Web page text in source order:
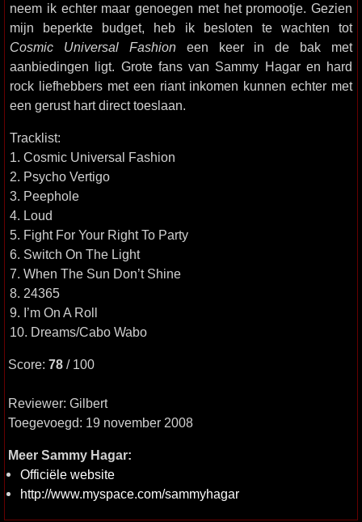
neem ik echter maar genoegen met het promootje. Gezien
mijn beperkte budget, heb ik besloten te wachten tot
Cosmic Universal Fashioneen keer in de bak met
aanbiedingen ligt. Grote fans van Sammy Hagar en hard
rock liefhebbers met een riant inkomen kunnen echter met
een gerust hart direct toeslaan.
Tracklist:
1. Cosmic Universal Fashion
2. Psycho Vertigo
3. Peephole
4. Loud
5. Fight For Your Right To Party
6. Switch On The Light
7. When The Sun Don’t Shine
8. 24365
9. I’m On A Roll
10. Dreams/Cabo Wabo
Score: 78 / 100
Reviewer: Gilbert
Toegevoegd: 19 november 2008
Meer Sammy Hagar:
Officiёle website
http://www.myspace.com/sammyhagar